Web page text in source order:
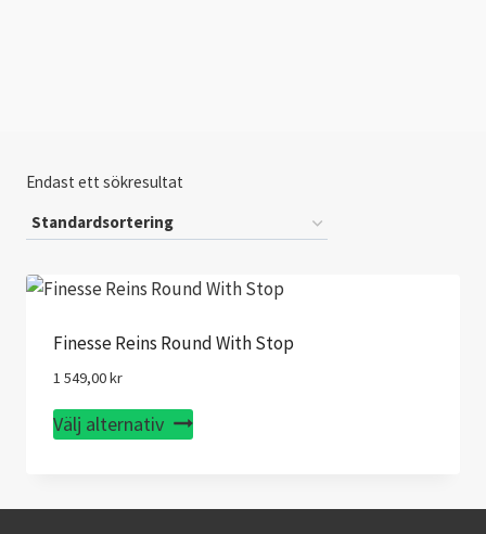
Endast ett sökresultat
Finesse Reins Round With Stop
1 549,00kr
Välj alternativ
Den
har